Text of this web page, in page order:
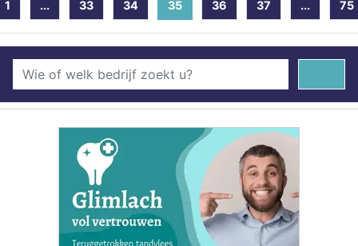
1 ... 33 34 35(current)
36 37 ... 75